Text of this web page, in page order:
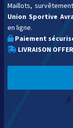
Maillots,
Union Sportive
en ligne.
Paiement
LIVRAISON